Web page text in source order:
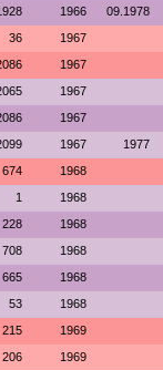
1966 09.1978
36 1967
1967
1967
1967
1967 1977
674 1968
1 1968
228 1968
708 1968
665 1968
53 1968
215 1969
206 1969